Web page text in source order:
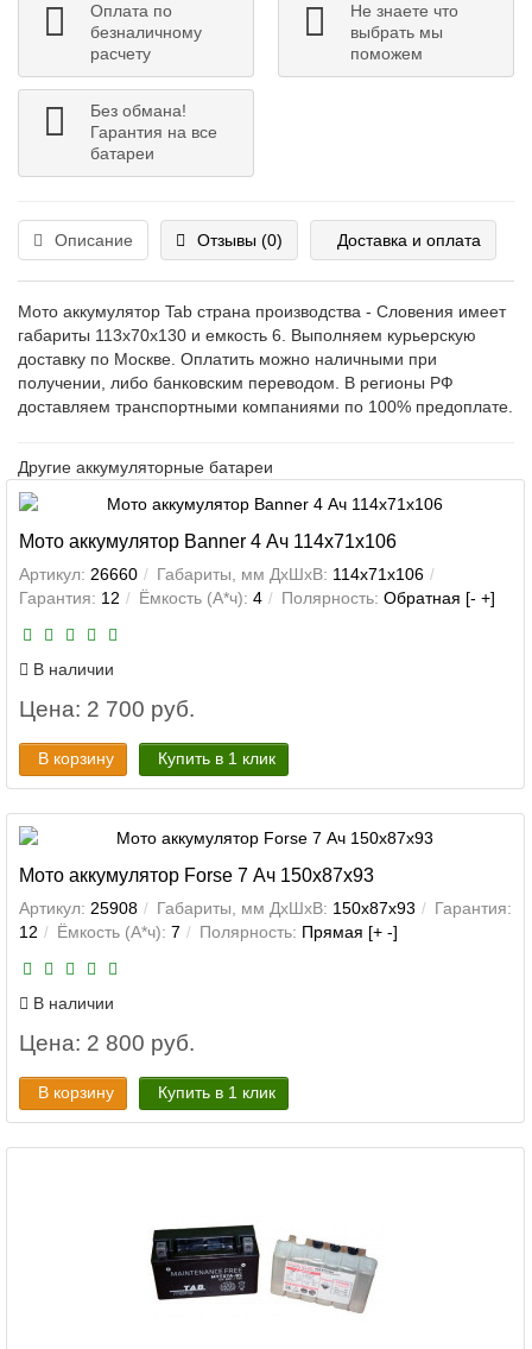
Оплата по
безналичному
расчету
Не знаете что
выбрать мы
поможем
Без обмана!
Гарантия на все
батареи
Описание Отзывы (0) Доставка и оплата
Мото аккумулятор Tab страна производства - Словения имеет
габариты 113x70x130 и емкость 6. Выполняем курьерскую
доставку по Москве. Оплатить можно наличными при
получении, либо банковским переводом. В регионы РФ
доставляем транспортными компаниями по 100% предоплате.
Другие аккумуляторные батареи
Мото аккумулятор Banner 4 Ач 114x71x106
Артикул: 26660 Габариты, мм ДхШхВ: 114x71x106
Гарантия: 12 Ёмкость (А*ч): 4 Полярность: Обратная [- +]
В наличии
Цена: 2 700 руб.
В корзину Купить в 1 клик
Мото аккумулятор Forse 7 Ач 150x87x93
Артикул: 25908 Габариты, мм ДхШхВ: 150x87x93
Гарантия:
12
Ёмкость (А*ч): 7 Полярность: Прямая [+ -]
В наличии
Цена: 2 800 руб.
В корзину Купить в 1 клик